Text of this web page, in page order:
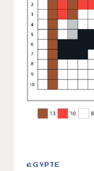
ÉGYPTE